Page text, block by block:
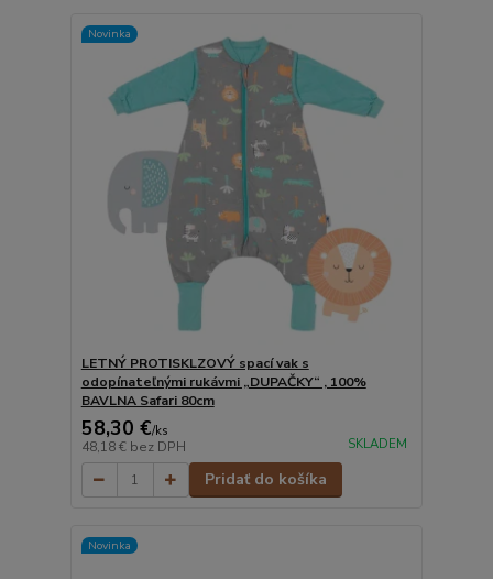
Novinka
LETNÝ PROTISKLZOVÝ spací vak s
odopínateľnými rukávmi „DUPAČKY“ , 100%
BAVLNA Safari 80cm
58,30 €/ks
48,18 € bez DPH SKLADEM
Pridať do košíka
Novinka